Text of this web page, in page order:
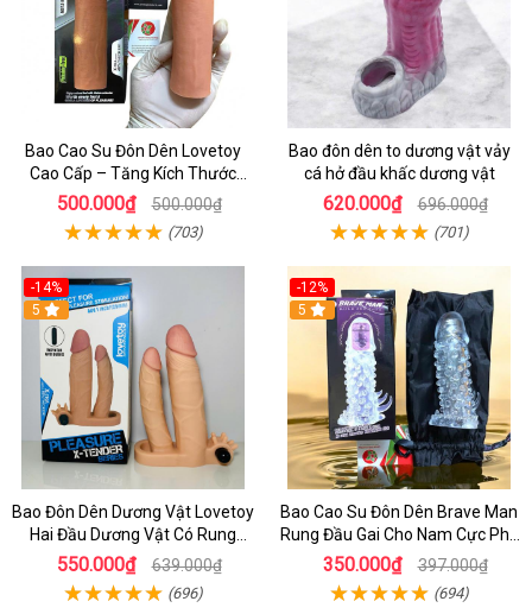
Bao Cao Su Đôn Dên Lovetoy
Cao Cấp – Tăng Kích Thước
Dương Vật 3cm Cho Nam
500.000₫ 500.000₫
(703)
Bao đôn dên to dương vật vảy
cá hở đầu khấc dương vật
620.000₫ 696.000₫
(701)
-14%
5
Bao Đôn Dên Dương Vật Lovetoy
Hai Đầu Dương Vật Có Rung
Nhánh - dochoijapan.com
550.000₫ 639.000₫
(696)
-12%
5
Bao Cao Su Đôn Dên Brave Man
Rung Đầu Gai Cho Nam Cực Phê
Tăng 4cm
350.000₫ 397.000₫
(694)